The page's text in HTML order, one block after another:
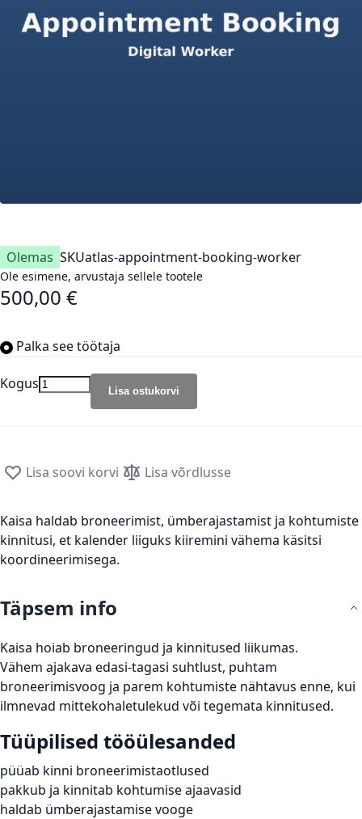
Olemas SKUatlas-appointment-booking-worker
Ole esimene, arvustaja sellele tootele
500,00 €
Palka see töötaja
Kogus Lisa ostukorvi
Lisa soovi korvi Lisa võrdlusse
Kaisa haldab broneerimist, ümberajastamist ja kohtumiste
kinnitusi, et kalender liiguks kiiremini vähema käsitsi
koordineerimisega.
Täpsem info
Kaisa hoiab broneeringud ja kinnitused liikumas.
Vähem ajakava edasi-tagasi suhtlust, puhtam
broneerimisvoog ja parem kohtumiste nähtavus enne, kui
ilmnevad mittekohaletulekud või tegemata kinnitused.
Tüüpilised tööülesanded
püüab kinni broneerimistaotlused
pakkub ja kinnitab kohtumise ajaavasid
haldab ümberajastamise vooge